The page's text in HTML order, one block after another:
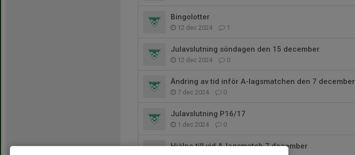
Bingolotter
12 dec 2024 1
Julavslutning söndagen den 15 december
12 dec 2024 0
Ändring av tid inför A-lagsmatchen den 7 december
7 dec 2024 0
Julavslutning P16/17
1 dec 2024 0
Hjälpa till vid A-lagsmatch 7 december